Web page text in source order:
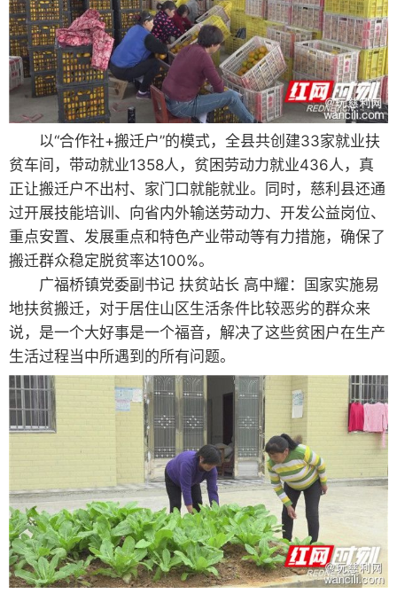
以“合作社+搬迁户”的模式，全县共创建33家就业扶
贫车间，带动就业1358人，贫困劳动力就业436人，真
正让搬迁户不出村、家门口就能就业。同时，慈利县还通
过开展技能培训、向省内外输送劳动力、开发公益岗位、
重点安置、发展重点和特色产业带动等有力措施，确保了
搬迁群众稳定脱贫率达100%。
广福桥镇党委副书记 扶贫站长 高中耀：国家实施易
地扶贫搬迁，对于居住山区生活条件比较恶劣的群众来
说，是一个大好事是一个福音，解决了这些贫困户在生产
生活过程当中所遇到的所有问题。